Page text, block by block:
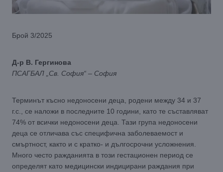
Брой 3/2025
Д-р В. Гергинова
ПСАГБАЛ „Св. София“ – София
Терминът късно недоносени деца, родени между 34 и 37
г.с., се наложи в последните 10 години, като те съставляват
74% от всички недоносени деца. Тази група недоносени
деца се отличава със специфична заболеваемост и
смъртност, както и с кратко- и дългосрочни усложнения.
Много често ражданията в този гестационен период се
определят като медицински индицирани раждания при